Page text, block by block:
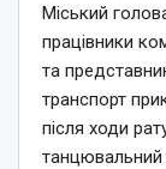
Міський
працівники
та
транспорт
після ходи